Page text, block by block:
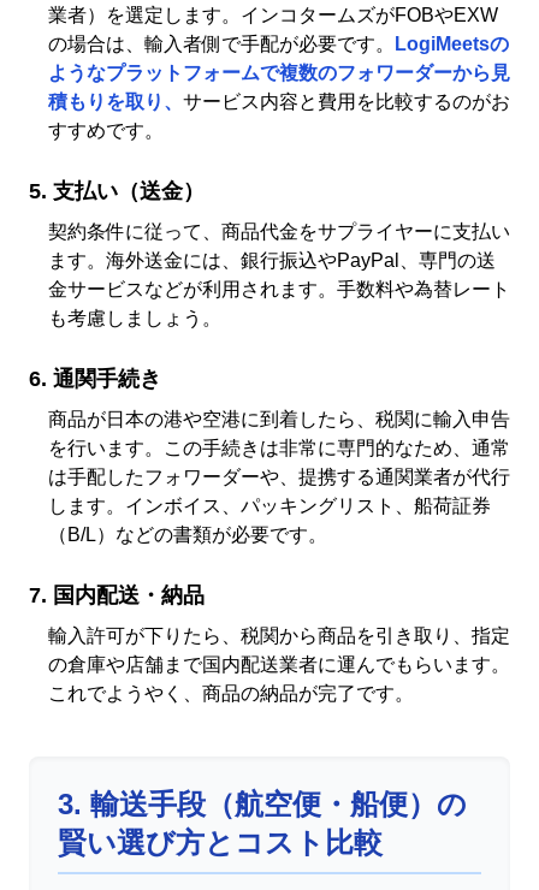
業者）を選定します。インコタームズがFOBやEXW
の場合は、輸入者側で手配が必要です。
LogiMeetsの
ようなプラットフォームで複数のフォワーダーから見
積もりを取り、 サービス内容と費用を比較するのがお
すすめです。
支払い（送金）
契約条件に従って、商品代金をサプライヤーに支払い
ます。海外送金には、銀行振込やPayPal、専門の送
金サービスなどが利用されます。手数料や為替レート
も考慮しましょう。
通関手続き
商品が日本の港や空港に到着したら、税関に輸入申告
を行います。この手続きは非常に専門的なため、通常
は手配したフォワーダーや、提携する通関業者が代行
します。インボイス、パッキングリスト、船荷証券
（B/L）などの書類が必要です。
国内配送・納品
輸入許可が下りたら、税関から商品を引き取り、指定
の倉庫や店舗まで国内配送業者に運んでもらいます。
これでようやく、商品の納品が完了です。
3. 輸送手段（航空便・船便）の
賢い選び方とコスト比較